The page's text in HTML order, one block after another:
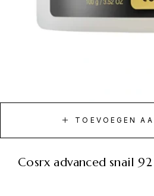
TOEVOEGEN
cosrx advanced snail